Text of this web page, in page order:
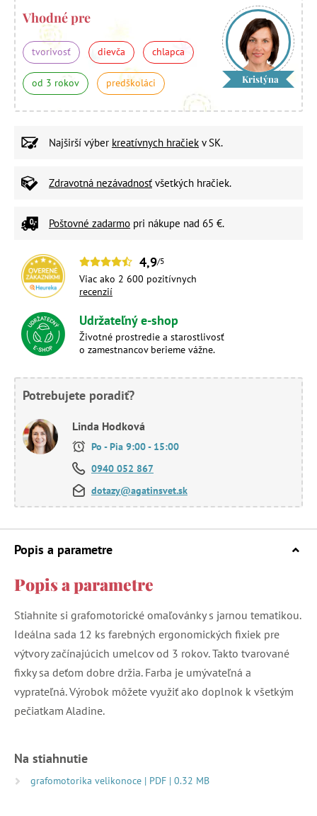
Vhodné pre
tvorivosť dievča chlapca
od 3 rokov predškoláci Kristýna
Najširší výber kreatívnych hračiek v SK.
Zdravotná nezávadnosť všetkých hračiek.
Poštovné zadarmo pri nákupe nad 65 €.
4,9/5
Viac ako 2 600 pozitívnych
recenzií
Udržateľný e-shop
Životné prostredie a starostlivosť
o zamestnancov berieme vážne.
Potrebujete poradiť?
Linda Hodková
Po - Pia 9:00 - 15:00
0940 052 867
dotazy@agatinsvet.sk
Popis a parametre
Popis a parametre
Stiahnite si grafomotorické omaľovánky s jarnou tematikou.
Ideálna sada 12 ks farebných ergonomických fixiek pre
výtvory začínajúcich umelcov od 3 rokov. Takto tvarované
fixky sa deťom dobre držia. Farba je umývateľná a
vyprateľná. Výrobok môžete využiť ako doplnok k všetkým
pečiatkam Aladine.
Na stiahnutie
grafomotorika velikonoce | PDF | 0.32 MB